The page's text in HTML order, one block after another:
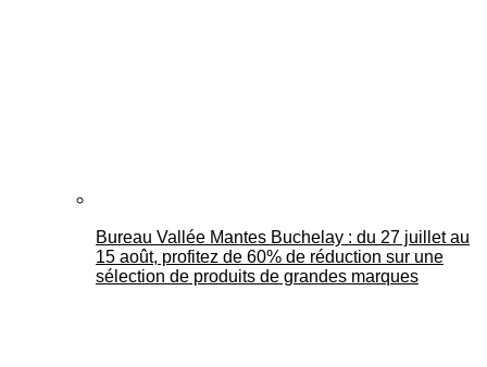
Bureau Vallée Mantes Buchelay : du 27 juillet au
15 août, profitez de 60% de réduction sur une
sélection de produits de grandes marques